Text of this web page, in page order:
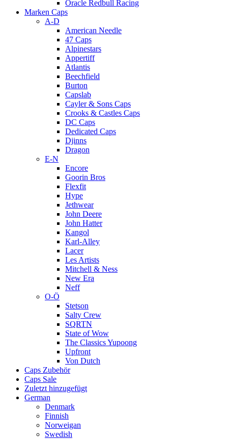
Oracle Redbull Racing
Marken Caps
A-D
American Needle
47 Caps
Alpinestars
Appertiff
Atlantis
Beechfield
Burton
Capslab
Cayler & Sons Caps
Crooks & Castles Caps
DC Caps
Dedicated Caps
Djinns
Dragon
E-N
Encore
Goorin Bros
Flexfit
Hype
Jethwear
John Deere
John Hatter
Kangol
Karl-Alley
Lacer
Les Artists
Mitchell & Ness
New Era
Neff
O-Ö
Stetson
Salty Crew
SQRTN
State of Wow
The Classics Yupoong
Upfront
Von Dutch
Caps Zubehör
Caps Sale
Zuletzt hinzugefügt
German
Denmark
Finnish
Norweigan
Swedish